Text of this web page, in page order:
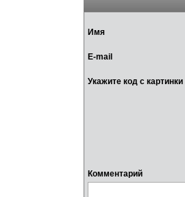
Имя
E-mail
Укажите код с картинки
Комментарий